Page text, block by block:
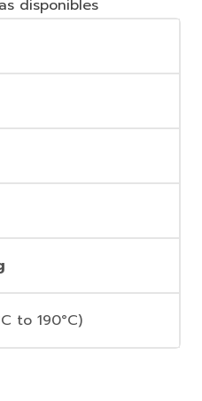
disponibles
to 190°C)